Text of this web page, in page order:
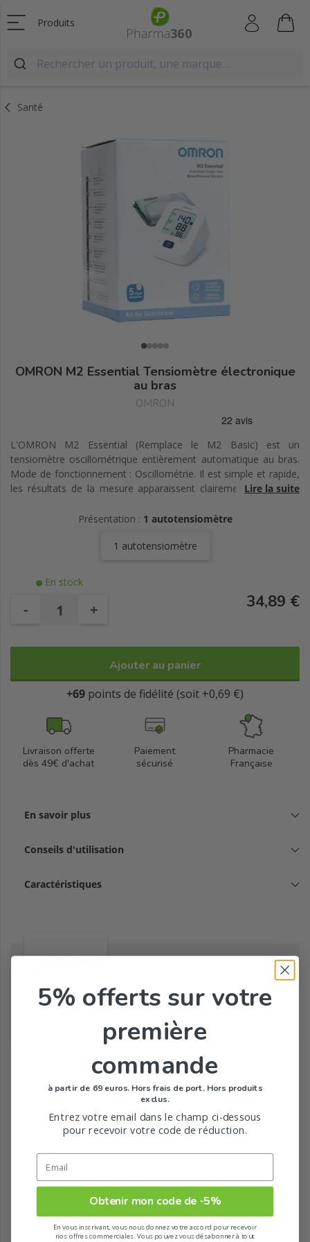
Produits
Santé
OMRON M2 Essential Tensiomètre électronique
au bras
OMRON
L'OMRON M2 Essential (Remplace le M2 Basic) est un
tensiomètre oscillométrique entièrement automatique au bras.
Mode de fonctionnement : Oscillométrie. Il est simple et rapide,
les résultats de la mesure apparaissent clairement sur l'écran
Lire la suite
Présentation : 1 autotensiomètre
1 autotensiomètre
En stock
- + 34,89 €
Ajouter au panier
+69 points de fidélité (soit +0,69 €)
Livraison offerte
dès 49€ d'achat
Paiement
sécurisé
Pharmacie
Française
En savoir plus
Conseils d'utilisation
Caractéristiques
Tous les produits de la marque
5% offerts sur votre
première
commande
à partir de 69 euros. Hors frais de port. Hors produits
exclus.
Entrez votre email dans le champ ci-dessous
pour recevoir votre code de réduction.
Obtenir mon code de -5%
En vous inscrivant, vous nous donnez votre accord pour recevoir
nos offres commerciales. Vous pouvez vous désabonner à tout